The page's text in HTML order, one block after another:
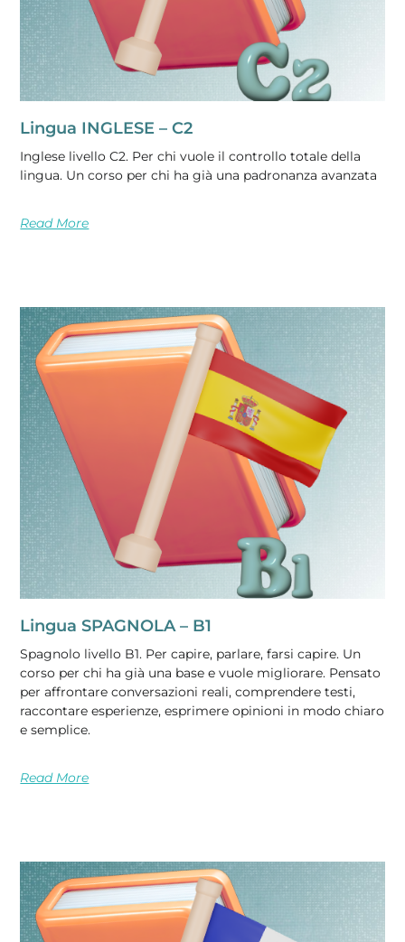
Lingua INGLESE – C2
Inglese livello C2. Per chi vuole il controllo totale della
lingua. Un corso per chi ha già una padronanza avanzata
Read More
Lingua SPAGNOLA – B1
Spagnolo livello B1. Per capire, parlare, farsi capire. Un
corso per chi ha già una base e vuole migliorare. Pensato
per affrontare conversazioni reali, comprendere testi,
raccontare esperienze, esprimere opinioni in modo chiaro
e semplice.
Read More